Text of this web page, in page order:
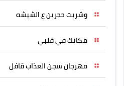
وشربت حجرين ع الشيشه
مكانك في قلبي
مهرجان سجن العذاب قافل